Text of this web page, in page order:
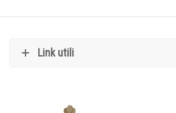
Link utili